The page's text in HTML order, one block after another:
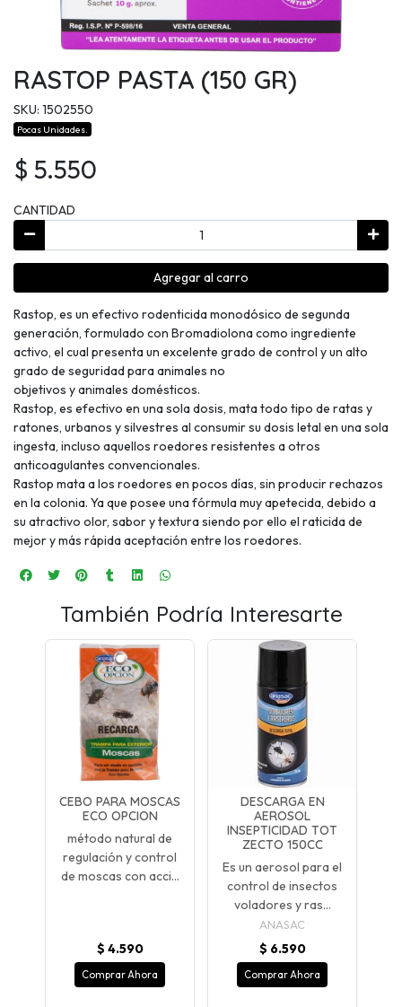
RASTOP PASTA (150 GR)
SKU: 1502550
Pocas Unidades.
$ 5.550
CANTIDAD
Agregar al carro
Rastop, es un efectivo rodenticida monodósico de segunda
generación, formulado con Bromadiolona como ingrediente
activo, el cual presenta un excelente grado de control y un alto
grado de seguridad para animales no
objetivos y animales domésticos.
Rastop, es efectivo en una sola dosis, mata todo tipo de ratas y
ratones, urbanos y silvestres al consumir su dosis letal en una sola
ingesta, incluso aquellos roedores resistentes a otros
anticoagulantes convencionales.
Rastop mata a los roedores en pocos días, sin producir rechazos
en la colonia. Ya que posee una fórmula muy apetecida, debido a
su atractivo olor, sabor y textura siendo por ello el raticida de
mejor y más rápida aceptación entre los roedores.
También Podría Interesarte
CEBO PARA MOSCAS
ECO OPCION
método natural de
regulación y control
de moscas con acci...
$ 4.590
Comprar Ahora
DESCARGA EN
AEROSOL
INSEPTICIDAD TOT
ZECTO 150CC
Es un aerosol para el
control de insectos
voladores y ras...
ANASAC
$ 6.590
Comprar Ahora